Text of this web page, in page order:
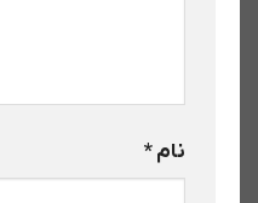
نام*